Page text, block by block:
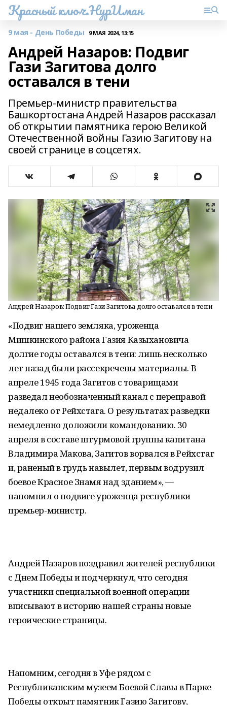
Красный ключ.НурИман
9 мая - День Победы 9 МАЯ 2024, 13:15
Андрей Назаров: Подвиг
Гази Загитова долго
оставался в тени
Премьер-министр правительства
Башкортостана Андрей Назаров рассказал
об открытии памятника герою Великой
Отечественной войны Газию Загитову на
своей странице в соцсетях.
Андрей Назаров: Подвиг Гази Загитова долго оставался в тени
«Подвиг нашего земляка, уроженца
Мишкинского района Газия Казыхановича
долгие годы оставался в тени: лишь несколько
лет назад были рассекречены материалы. В
апреле 1945 года Загитов с товарищами
разведал необозначенный канал с переправой
недалеко от Рейхстага. О результатах разведки
немедленно доложили командованию. 30
апреля в составе штурмовой группы капитана
Владимира Макова, Загитов ворвался в Рейхстаг
и, раненый в грудь навылет, первым водрузил
боевое Красное Знамя над зданием», —
напомнил о подвиге уроженца республики
премьер-министр.
Андрей Назаров поздравил жителей республики
с Днем Победы и подчеркнул, что сегодня
участники специальной военной операции
вписывают в историю нашей страны новые
героические страницы.
Напомним, сегодня в Уфе рядом с
Республиканским музеем Боевой Славы в Парке
Победы открыт памятник Газию Загитову,